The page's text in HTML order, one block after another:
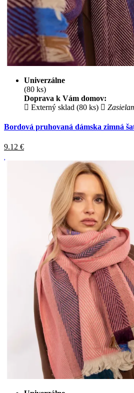
Univerzálne
(80 ks)
Doprava k Vám domov:
Externý sklad (80 ks)
Bordová pruhovaná dámska zimná
9.12 €